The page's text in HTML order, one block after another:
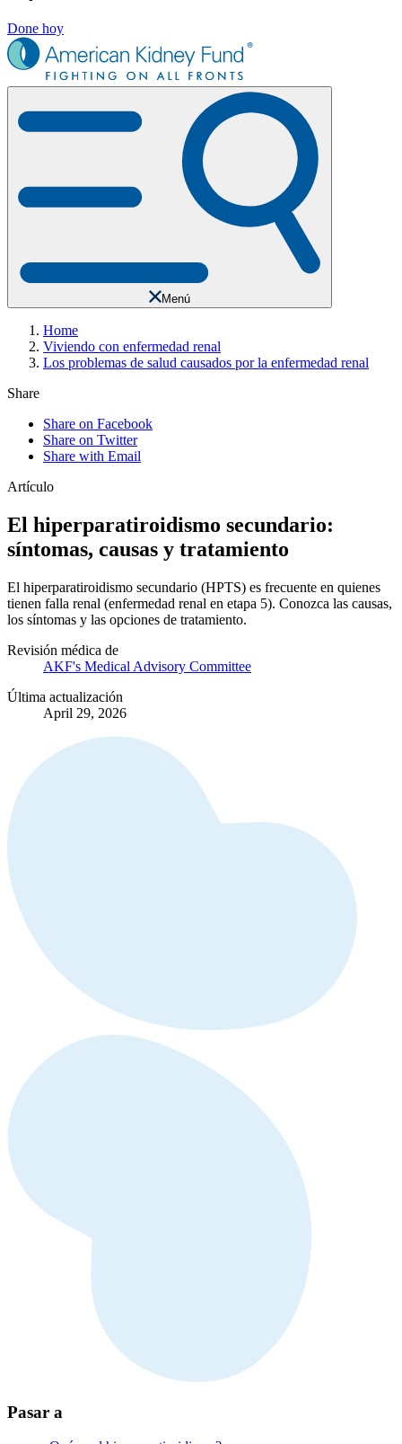
Done hoy
Menú
Home
Viviendo con enfermedad renal
Los problemas de salud causados por la enfermedad renal
Share
Share on Facebook
Share on Twitter
Share with Email
Artículo
El hiperparatiroidismo secundario:
síntomas, causas y tratamiento
El hiperparatiroidismo secundario (HPTS) es frecuente en quienes
tienen falla renal (enfermedad renal en etapa 5). Conozca las causas,
los síntomas y las opciones de tratamiento.
Revisión médica de
AKF's Medical Advisory Committee
Última actualización
April 29, 2026
Pasar a